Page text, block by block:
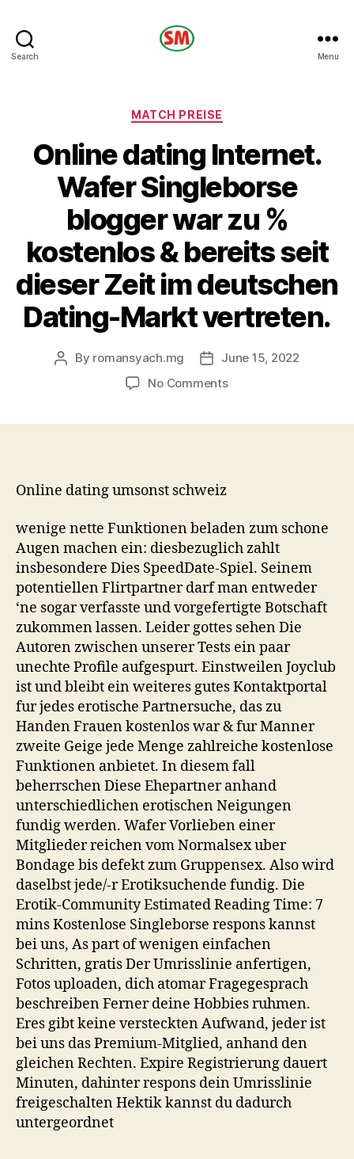
Search Menu
Categories
MATCH PREISE
Online dating Internet.
Wafer Singleborse
blogger war zu %
kostenlos & bereits seit
dieser Zeit im deutschen
Dating-Markt vertreten.
Post
By romansyach.mg
PostJune 15, 2022
No Commentson
zu
%
kostenlos
&
bereits
seit
dieser
Zeit
im
deutschen
Dating-
Markt
vertreten.
Online dating umsonst schweiz
wenige nette Funktionen beladen zum schone
Augen machen ein: diesbezuglich zahlt
insbesondere Dies SpeedDate-Spiel. Seinem
potentiellen Flirtpartner darf man entweder
‘ne sogar verfasste und vorgefertigte Botschaft
zukommen lassen. Leider gottes sehen Die
Autoren zwischen unserer Tests ein paar
unechte Profile aufgespurt. Einstweilen Joyclub
ist und bleibt ein weiteres gutes Kontaktportal
fur jedes erotische Partnersuche, das zu
Handen Frauen kostenlos war & fur Manner
zweite Geige jede Menge zahlreiche kostenlose
Funktionen anbietet. In diesem fall
beherrschen Diese Ehepartner anhand
unterschiedlichen erotischen Neigungen
fundig werden. Wafer Vorlieben einer
Mitglieder reichen vom Normalsex uber
Bondage bis defekt zum Gruppensex. Also wird
daselbst jede/-r Erotiksuchende fundig. Die
Erotik-Community Estimated Reading Time: 7
mins Kostenlose Singleborse respons kannst
bei uns, As part of wenigen einfachen
Schritten, gratis Der Umrisslinie anfertigen,
Fotos uploaden, dich atomar Fragegesprach
beschreiben Ferner deine Hobbies ruhmen.
Eres gibt keine versteckten Aufwand, jeder ist
bei uns das Premium-Mitglied, anhand den
gleichen Rechten. Expire Registrierung dauert
Minuten, dahinter respons dein Umrisslinie
freigeschalten Hektik kannst du dadurch
untergeordnet